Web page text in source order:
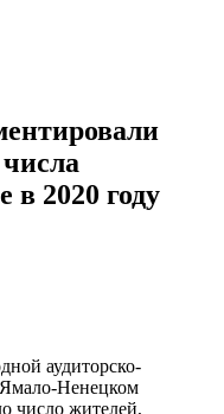
в 2020 году
аудиторско-
Ямало-Ненецком
число жителей,